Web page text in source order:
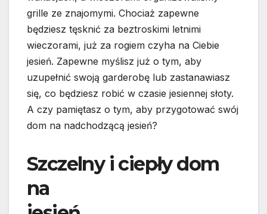
grille ze znajomymi. Chociaż zapewne
będziesz tęsknić za beztroskimi letnimi
wieczorami, już za rogiem czyha na Ciebie
jesień. Zapewne myślisz już o tym, aby
uzupełnić swoją garderobę lub zastanawiasz
się, co będziesz robić w czasie jesiennej słoty.
A czy pamiętasz o tym, aby przygotować swój
dom na nadchodzącą jesień?
Szczelny i ciepły dom
na